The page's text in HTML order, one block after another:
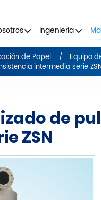
Ingeniería
de Papel
Equipo
intermedia serie
de
ZSN